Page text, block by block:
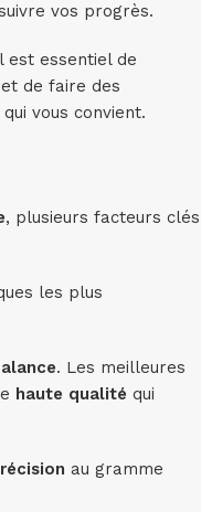
vos progrès.
est essentiel de
et de faire des
qui vous convient.
, plusieurs facteurs clés
les plus
. Les meilleures
haute qualité qui
au gramme